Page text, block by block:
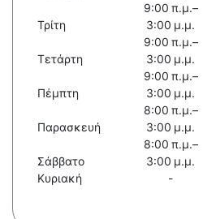
Τρίτη
9:00 π.μ.–
3:00 μ.μ.
Τετάρτη
9:00 π.μ.–
3:00 μ.μ.
Πέμπτη
9:00 π.μ.–
3:00 μ.μ.
Παρασκευή
8:00 π.μ.–
3:00 μ.μ.
Σάββατο
8:00 π.μ.–
3:00 μ.μ.
Κυριακή
-